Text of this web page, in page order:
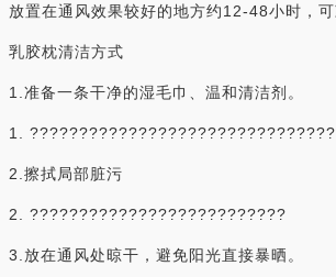
放置在通风效果较好的地方约12-48小时，可
乳胶枕清洁方式
1.准备一条干净的湿毛巾、温和清洁剂。
1.
2.擦拭局部脏污
2. ??????????????????????????
3.放在通风处晾干，避免阳光直接暴晒。